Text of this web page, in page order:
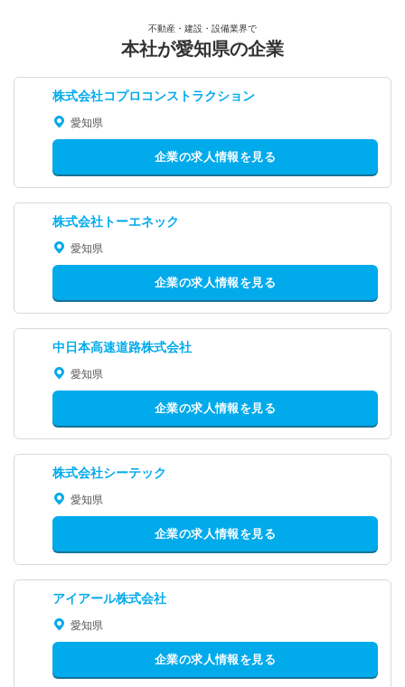
不動産・建設・設備業界で
本社が愛知県の企業
株式会社コプロコンストラクション
愛知県
企業の求人情報を見る
株式会社トーエネック
愛知県
企業の求人情報を見る
中日本高速道路株式会社
愛知県
企業の求人情報を見る
株式会社シーテック
愛知県
企業の求人情報を見る
アイアール株式会社
愛知県
企業の求人情報を見る